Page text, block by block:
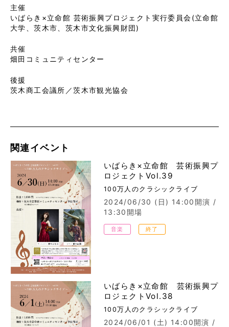
主催
いばらき×立命館 芸術振興プロジェクト実行委員会(立命館
大学、茨木市、茨木市文化振興財団)
共催
畑田コミュニティセンター
後援
茨木商工会議所／茨木市観光協会
関連イベント
いばらき×立命館 芸術振興プ
ロジェクトVol.39
100万人のクラシックライブ
2024/06/30 (日) 14:00開演 /
13:30開場
音楽 終了
いばらき×立命館 芸術振興プ
ロジェクトVol.38
100万人のクラシックライブ
2024/06/01 (土) 14:00開演 /